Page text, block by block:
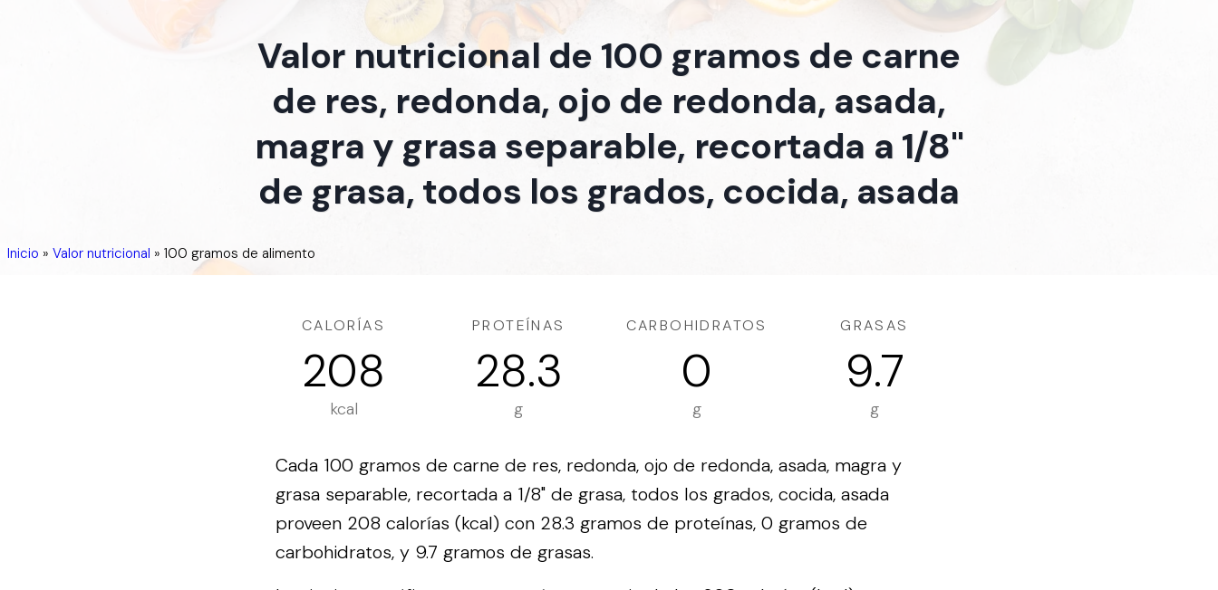
Valor nutricional de 100 gramos de carne
de res, redonda, ojo de redonda, asada,
magra y grasa separable, recortada a 1/8"
de grasa, todos los grados, cocida, asada
Inicio » Valor nutricional » 100 gramos de alimento
CALORÍAS
208
kcal
PROTEÍNAS
28.3
g
CARBOHIDRATOS
0
g
GRASAS
9.7
g
Cada 100 gramos de carne de res, redonda, ojo de redonda, asada, magra y
grasa separable, recortada a 1/8" de grasa, todos los grados, cocida, asada
proveen 208 calorías (kcal) con 28.3 gramos de proteínas, 0 gramos de
carbohidratos, y 9.7 gramos de grasas.